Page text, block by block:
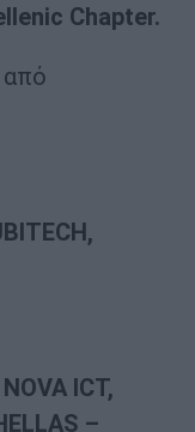
Chapter.
από
ICT,
–